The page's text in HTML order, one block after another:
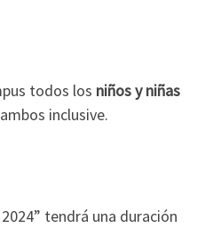
todos los niños y niñas
inclusive.
tendrá una duración